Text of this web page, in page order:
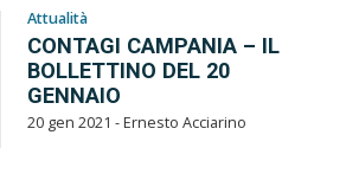
Attualità
CONTAGI CAMPANIA – IL
BOLLETTINO DEL 20
GENNAIO
20 gen 2021 - Ernesto Acciarino